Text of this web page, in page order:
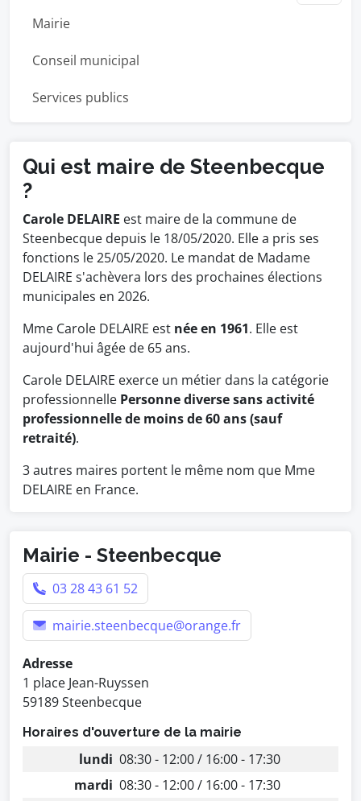
Mairie
Conseil municipal
Services publics
Qui est maire de Steenbecque
?
Carole DELAIRE est maire de la commune de
Steenbecque depuis le 18/05/2020. Elle a pris ses
fonctions le 25/05/2020. Le mandat de Madame
DELAIRE s'achèvera lors des prochaines élections
municipales en 2026.
Mme Carole DELAIRE est née en 1961. Elle est
aujourd'hui âgée de 65 ans.
Carole DELAIRE exerce un métier dans la catégorie
professionnelle Personne diverse sans activité
professionnelle de moins de 60 ans (sauf
retraité).
3 autres maires portent le même nom que Mme
DELAIRE en France.
Mairie - Steenbecque
03 28 43 61 52
mairie.steenbecque@orange.fr
Adresse
1 place Jean-Ruyssen
59189 Steenbecque
Horaires d'ouverture de la mairie
lundi 08:30 - 12:00 / 16:00 - 17:30
mardi 08:30 - 12:00 / 16:00 - 17:30